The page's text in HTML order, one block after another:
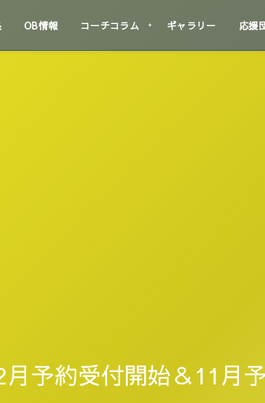
OB情報 コーチコラム ギャラリー 応援
予約受付開始＆11月